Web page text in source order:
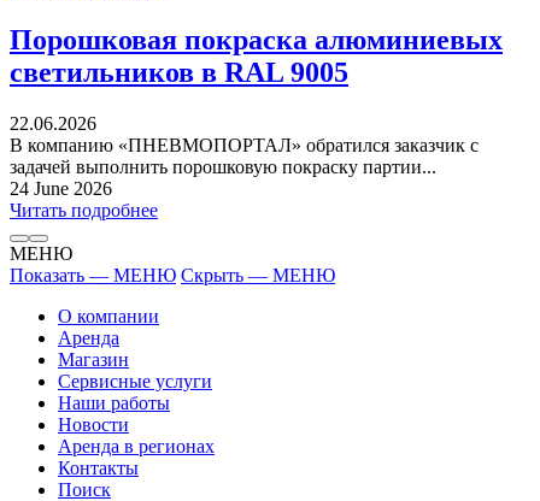
Порошковая покраска алюминиевых
светильников в RAL 9005
22.06.2026
В компанию «ПНЕВМОПОРТАЛ» обратился заказчик с
задачей выполнить порошковую покраску партии...
24 June 2026
Читать подробнее
МЕНЮ
Показать — МЕНЮ Скрыть — МЕНЮ
О компании
Аренда
Магазин
Сервисные услуги
Наши работы
Новости
Аренда в регионах
Контакты
Поиск